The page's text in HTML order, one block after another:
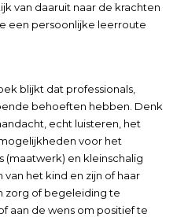
van daaruit naar de krachten
een persoonlijke leerroute
blijkt dat professionals,
behoeften hebben. Denk
echt luisteren, het
voor het
(maatwerk) en kleinschalig
het kind en zijn of haar
zorg of begeleiding te
aan de wens om positief te